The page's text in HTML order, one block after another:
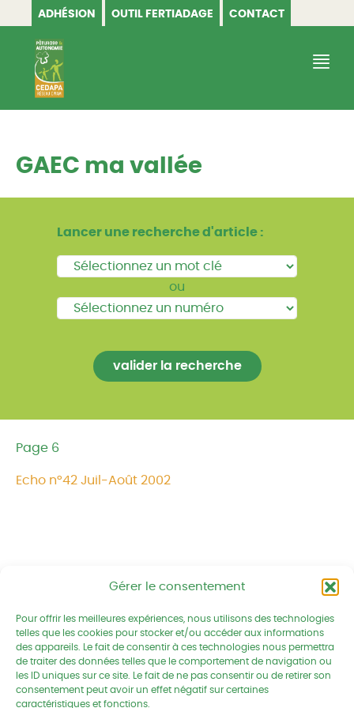
Gérer le consentement
Pour offrir les meilleures expériences, nous utilisons des technologies
telles que les cookies pour stocker et/ou accéder aux informations
des appareils. Le fait de consentir à ces technologies nous permettra
de traiter des données telles que le comportement de navigation ou
les ID uniques sur ce site. Le fait de ne pas consentir ou de retirer son
consentement peut avoir un effet négatif sur certaines
caractéristiques et fonctions.
ADHÉSION OUTIL FERTIADAGE CONTACT
CEDAPA
GAEC ma vallée
Lancer une recherche d'article :
ou
Page 6
Echo n°42 Juil-Août 2002
Réseau CIVAM - Campagnes vivantes
2 av. du Chalutier Sans Pitié BP
332
22190 PLERIN cedex